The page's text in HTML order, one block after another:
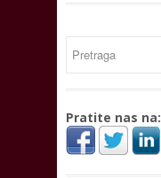
Pratite nas na: